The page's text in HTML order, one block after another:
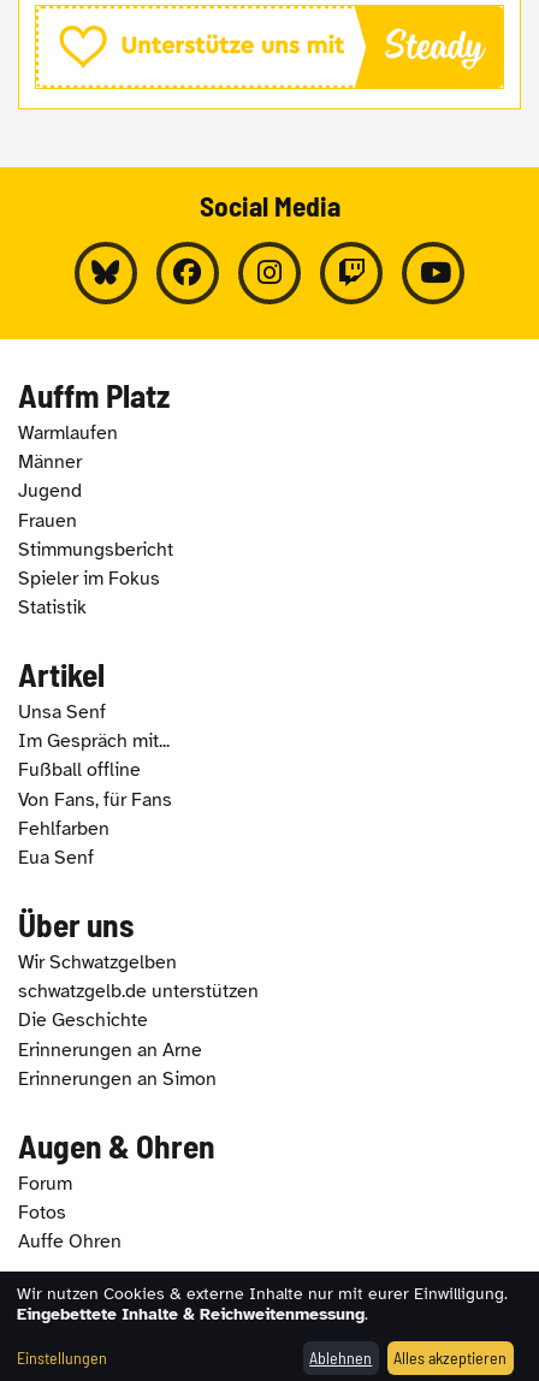
Social Media
Auffm Platz
Warmlaufen
Männer
Jugend
Frauen
Stimmungsbericht
Spieler im Fokus
Statistik
Artikel
Unsa Senf
Im Gespräch mit...
Fußball offline
Von Fans, für Fans
Fehlfarben
Eua Senf
Über uns
Wir Schwatzgelben
schwatzgelb.de unterstützen
Die Geschichte
Erinnerungen an Arne
Erinnerungen an Simon
Augen & Ohren
Forum
Fotos
Auffe Ohren
2026 - schwatzgelb.de |Impressum|Datenschutz
Cookie-Einstellungen
Wir nutzen Cookies & externe Inhalte nur mit eurer Einwilligung.
Eingebettete Inhalte & Reichweitenmessung.
Einstellungen Ablehnen Alles akzeptieren